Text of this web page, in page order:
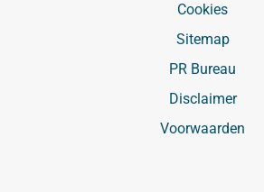
Cookies
Sitemap
PR Bureau
Disclaimer
Voorwaarden